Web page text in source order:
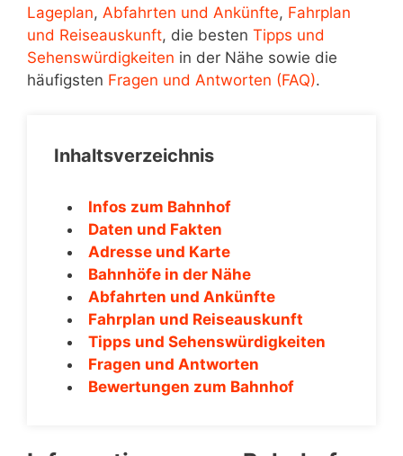
Lageplan, Abfahrten und Ankünfte, Fahrplan
und Reiseauskunft, die besten Tipps und
Sehenswürdigkeiten in der Nähe sowie die
häufigsten Fragen und Antworten (FAQ).
Inhaltsverzeichnis
Infos zum Bahnhof
Daten und Fakten
Adresse und Karte
Bahnhöfe in der Nähe
Abfahrten und Ankünfte
Fahrplan und Reiseauskunft
Tipps und Sehenswürdigkeiten
Fragen und Antworten
Bewertungen zum Bahnhof